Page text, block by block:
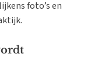
foto’s en